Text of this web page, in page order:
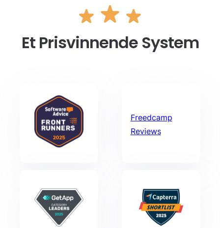
Et Prisvinnende System
Freedcamp
Reviews